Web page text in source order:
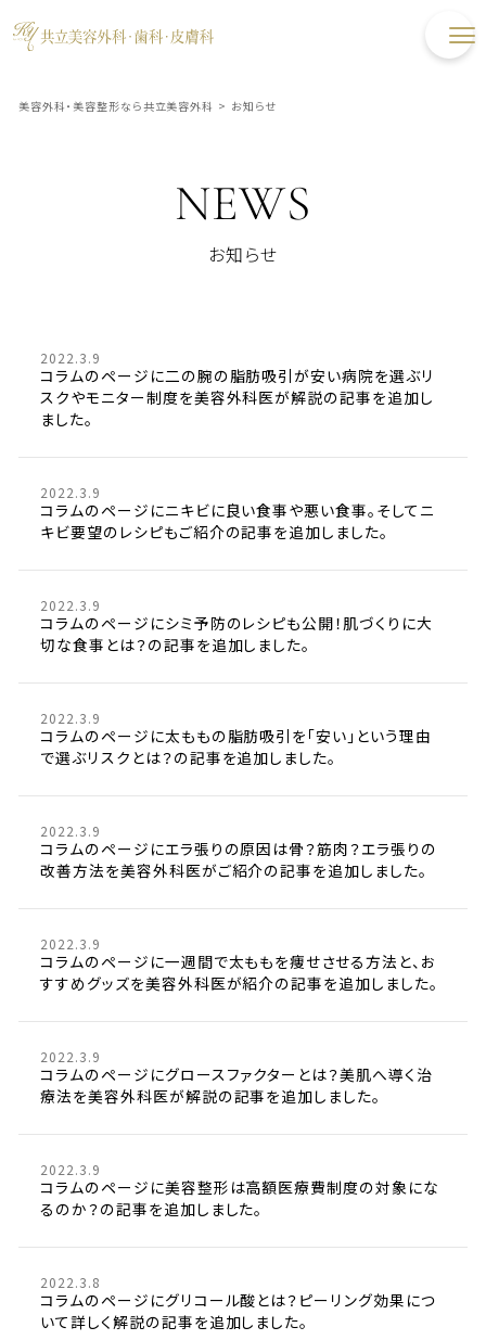
美容外科・美容整形なら共立美容外科 > お知らせ
NEWS
お知らせ
2022.3.9
コラムのページに二の腕の脂肪吸引が安い病院を選ぶリ
スクやモニター制度を美容外科医が解説の記事を追加し
ました。
2022.3.9
コラムのページにニキビに良い食事や悪い食事。そしてニ
キビ要望のレシピもご紹介の記事を追加しました。
2022.3.9
コラムのページにシミ予防のレシピも公開！肌づくりに大
切な食事とは？の記事を追加しました。
2022.3.9
コラムのページに太ももの脂肪吸引を「安い」という理由
で選ぶリスクとは？の記事を追加しました。
2022.3.9
コラムのページにエラ張りの原因は骨？筋肉？エラ張りの
改善方法を美容外科医がご紹介の記事を追加しました。
2022.3.9
コラムのページに一週間で太ももを痩せさせる方法と、お
すすめグッズを美容外科医が紹介の記事を追加しました。
2022.3.9
コラムのページにグロースファクターとは？美肌へ導く治
療法を美容外科医が解説の記事を追加しました。
2022.3.9
コラムのページに美容整形は高額医療費制度の対象にな
るのか？の記事を追加しました。
2022.3.8
コラムのページにグリコール酸とは？ピーリング効果につ
いて詳しく解説の記事を追加しました。